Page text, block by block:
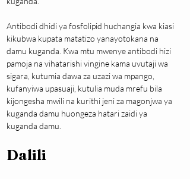
Antibodi dhidi ya fosfolipid huchangia kwa kiasi
kikubwa kupata matatizo yanayotokana na
damu kuganda. Kwa mtu mwenye antibodi hizi
pamoja na vihatarishi vingine kama uvutaji wa
sigara, kutumia dawa za uzazi wa mpango,
kufanyiwa upasuaji, kutulia muda mrefu bila
kijongesha mwili na kurithi jeni za magonjwa ya
kuganda damu huongeza hatari zaidi ya
kuganda damu.
Dalili